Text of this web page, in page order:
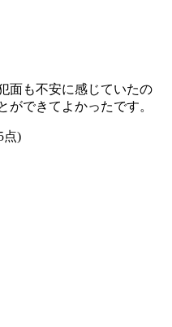
面も不安に感じていたの
ができてよかったです。
点)